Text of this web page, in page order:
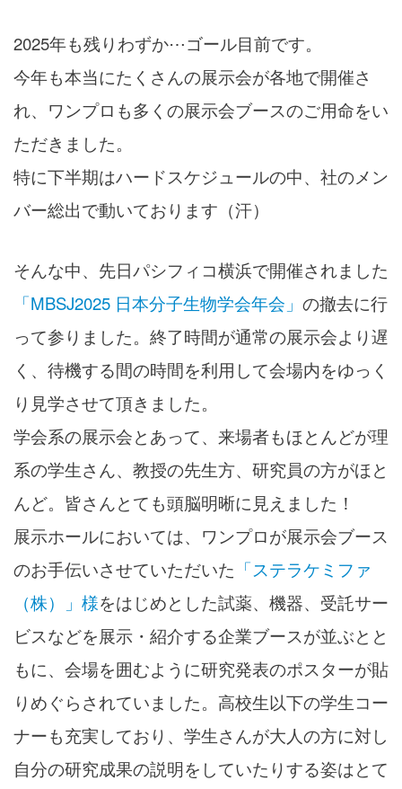
2025年も残りわずか⋯ゴール目前です。
今年も本当にたくさんの展示会が各地で開催さ
れ、ワンプロも多くの展示会ブースのご用命をい
ただきました。
特に下半期はハードスケジュールの中、社のメン
バー総出で動いております（汗）
そんな中、先日パシフィコ横浜で開催されました
「MBSJ2025 日本分子生物学会年会」 の撤去に行
って参りました。終了時間が通常の展示会より遅
く、待機する間の時間を利用して会場内をゆっく
り見学させて頂きました。
学会系の展示会とあって、来場者もほとんどが理
系の学生さん、教授の先生方、研究員の方がほと
んど。皆さんとても頭脳明晰に見えました！
展示ホールにおいては、ワンプロが展示会ブース
のお手伝いさせていただいた 「ステラケミファ
（株）」様をはじめとした試薬、機器、受託サー
ビスなどを展示・紹介する企業ブースが並ぶとと
もに、会場を囲むように研究発表のポスターが貼
りめぐらされていました。高校生以下の学生コー
ナーも充実しており、学生さんが大人の方に対し
自分の研究成果の説明をしていたりする姿はとて